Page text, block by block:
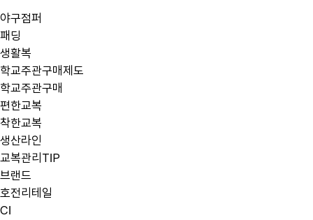
야구점퍼
패딩
생활복
학교주관구매제도
학교주관구매
편한교복
착한교복
생산라인
교복관리TIP
브랜드
호전리테일
CI